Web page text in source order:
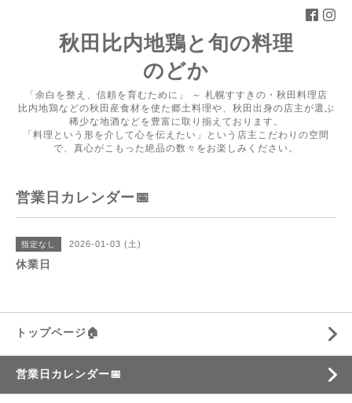
秋田比内地鶏と旬の料理
のどか
「余白を整え、信頼を育むために」 ～ 札幌すすきの・秋田料理店
比内地鶏などの秋田産食材を使た郷土料理や、秋田出身の店主が選ぶ
稀少な地酒などを豊富に取り揃えております。
「料理という形を介して心を伝えたい」という店主こだわりの空間
で、真心がこもった絶品の数々をお楽しみください。
営業日カレンダー📅
指定なし 2026-01-03 (土)
休業日
トップページ🏠
営業日カレンダー📅